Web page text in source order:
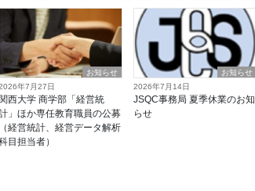
お知らせ
年7月27日
関西大学 商学部「経営統
」ほか専任教育職員の公募
（経営統計、経営データ解析
目担当者）
お知らせ
2026年7月14日
JSQC事務局 夏季休業のお知
らせ